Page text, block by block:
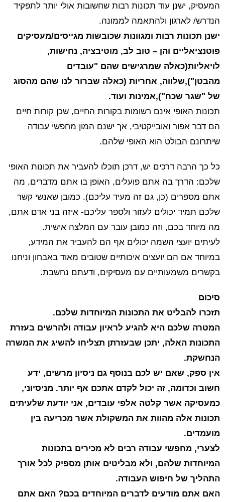
המעסיק, ישנן עוד תכונות רבות שחשובות אולי יותר לתפקיד
הנדרש/ לארגון ולהתאמה לממונה.
ישנן תכונות רבות ומגוונות שכובשות מגייסים/מעסיקים
פוטנציאליים והן – טוב לב, מוטיבציה, נחישות,
לויאליות(כאלה שמרגישים שהם "עובדים
מהבטן"),שלווה, אחריות (כאלה שברור לנו שהם מהסוג
של "שגר שכח"),אמינות ועוד.
תכונות האופי אינם רשומות בקורות החיים, שכן קורות חיים
הם דבר אפור ואובייקטיבי, אך ישנם המון מחפשי עבודה
שיתרונם הבולט הוא האופי שלהם.
כל כך הרבה דרכים יש, דרכן תוכלו להעביר את תכונות האופי
שלכם: הדרך בה אתם פועלים, האופן בו אתם מדברים, מה
אתם מספרים (כן, גם זה מעיד עליכם). כמובן שאנשי קשר
שלכם תמיד יכולים לעזור ולספר עליכם- איזה בני אדם אתם,
מה מיוחד בכם, וזה כמובן עובר עם המלצה אישית.
לעיתים יועצי השמה יכולים אף הם להעביר את המידע,
במיוחד אם הם יועצים איכותיים שטובים מאוד באבחון וניחנו
בקשרים משמעותיים עם מעסיקים, ודעתם נחשבת.
סיכום
תזכרו להבליט את התכונות המיוחדות שלכם.
המטרה שלכם היא להגיע לראיון עבודה ולהרשים בעזרת
התכונות האלה, יתכן שבעזרתן תצליחו להשיג את המשרה
הנחשקת.
אין ספק, שאם יש לכם בנוסף גם ניסיון מרשים, ידע
חשוב וכדומה, זה יכול לקדם אתכם אף יותר. מניסיוני,
כמעסיקה אשר קלטה אלפי עובדים, אני יודעת שלעיתים
תכונות אלה מהוות את המשקולת אשר מכריעה בין
מועמדים.
לצערי, מחפשי עבודה רבים לא מכירים בתכונות
המיוחדות שלהם, ולא מבליטים אותן מספיק לכל אורך
התהליך של חיפוש העבודה.
האם אתם מודעים לדברים המיוחדים בכם? האם אתם